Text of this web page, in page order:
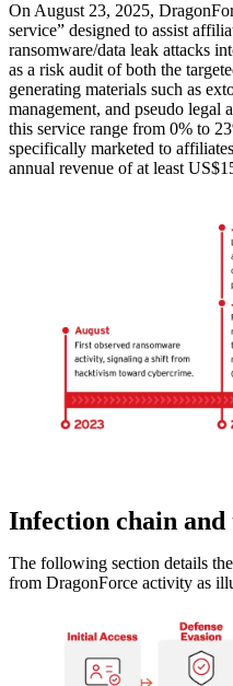
On August 23, 2025,
service” designed to assist
ransomware/data leak attacks
as a risk audit of both the
generating materials such as
management, and pseudo legal
this service range from 0% to
specifically marketed to
annual revenue of at least
Infection chain and
The following section details
from DragonForce activity as